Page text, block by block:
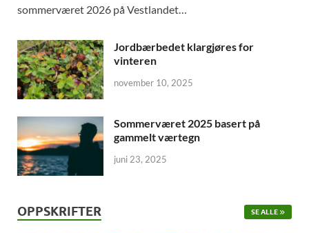
sommerværet 2026 på Vestlandet…
Jordbærbedet klargjøres for
vinteren
november 10, 2025
Sommerværet 2025 basert på
gammelt værtegn
juni 23, 2025
OPPSKRIFTER SE ALLE